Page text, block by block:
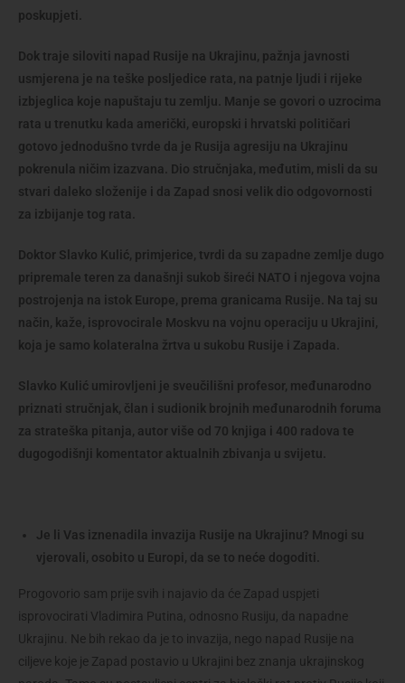
poskupjeti.
Dok traje siloviti napad Rusije na Ukrajinu, pažnja javnosti
usmjerena je na teške posljedice rata, na patnje ljudi i rijeke
izbjeglica koje napuštaju tu zemlju. Manje se govori o uzrocima
rata u trenutku kada američki, europski i hrvatski političari
gotovo jednodušno tvrde da je Rusija agresiju na Ukrajinu
pokrenula ničim izazvana. Dio stručnjaka, međutim, misli da su
stvari daleko složenije i da Zapad snosi velik dio odgovornosti
za izbijanje tog rata.
Doktor Slavko Kulić, primjerice, tvrdi da su zapadne zemlje dugo
pripremale teren za današnji sukob šireći NATO i njegova vojna
postrojenja na istok Europe, prema granicama Rusije. Na taj su
način, kaže, isprovocirale Moskvu na vojnu operaciju u Ukrajini,
koja je samo kolateralna žrtva u sukobu Rusije i Zapada.
Slavko Kulić umirovljeni je sveučilišni profesor, međunarodno
priznati stručnjak, član i sudionik brojnih međunarodnih foruma
za strateška pitanja, autor više od 70 knjiga i 400 radova te
dugogodišnji komentator aktualnih zbivanja u svijetu.
Je li Vas iznenadila invazija Rusije na Ukrajinu? Mnogi su
vjerovali, osobito u Europi, da se to neće dogoditi.
Progovorio sam prije svih i najavio da će Zapad uspjeti
isprovocirati Vladimira Putina, odnosno Rusiju, da napadne
Ukrajinu. Ne bih rekao da je to invazija, nego napad Rusije na
ciljeve koje je Zapad postavio u Ukrajini bez znanja ukrajinskog